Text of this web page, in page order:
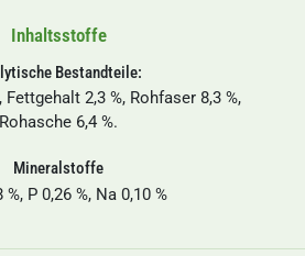
Inhaltsstoffe
Bestandteile:
Fettgehalt 2,3 %, Rohfaser 8,3 %,
Rohasche 6,4 %.
Mineralstoffe
%, P 0,26 %, Na 0,10 %